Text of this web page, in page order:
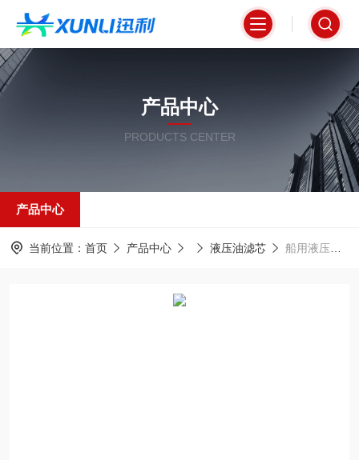
产品中心
PRODUCTS CENTER
产品中心
当前位置： 首页 产品中心 液压油滤芯 船用液压回油滤芯PFGFA03-3-6U折叠式